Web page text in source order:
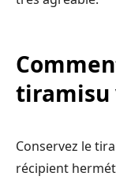
tiramisu
Conservez le
récipient